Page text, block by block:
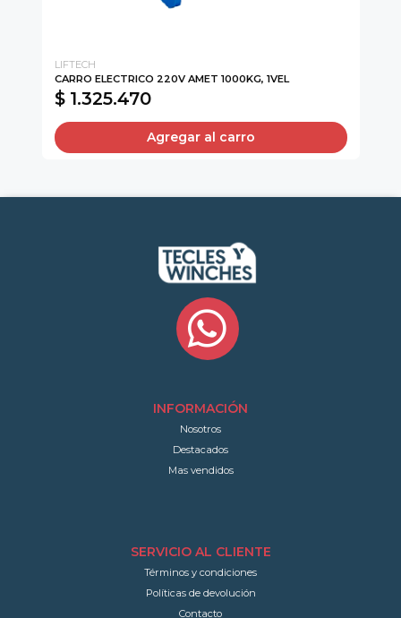
LIFTECH
CARRO ELECTRICO 220V AMET 1000KG, 1VEL
$ 1.325.470
Agregar al carro
INFORMACIÓN
Nosotros
Destacados
Mas vendidos
SERVICIO AL CLIENTE
Términos y condiciones
Políticas de devolución
Contacto